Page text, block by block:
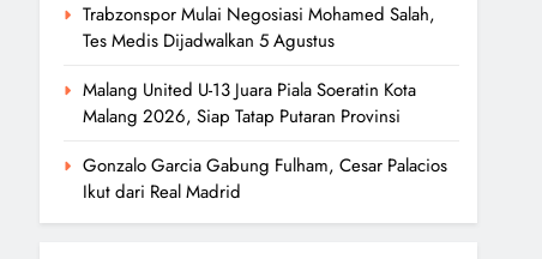
Trabzonspor Mulai Negosiasi Mohamed Salah,
Tes Medis Dijadwalkan 5 Agustus
Malang United U-13 Juara Piala Soeratin Kota
Malang 2026, Siap Tatap Putaran Provinsi
Gonzalo Garcia Gabung Fulham, Cesar Palacios
Ikut dari Real Madrid